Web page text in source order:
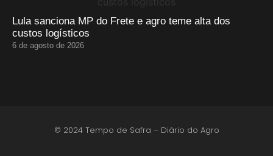
Lula sanciona MP do Frete e agro teme alta dos
custos logísticos
6 de agosto de 2026
© 2024 Tempo de Safra – Diário do Agro